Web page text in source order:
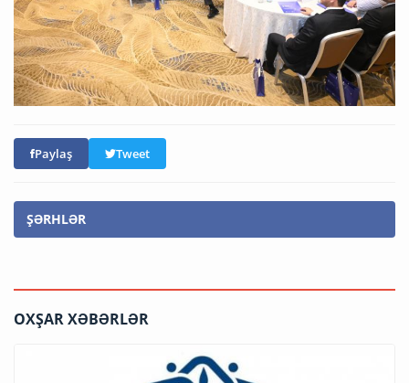
Paylaş Tweet
ŞƏRHLƏR
OXŞAR XƏBƏRLƏR